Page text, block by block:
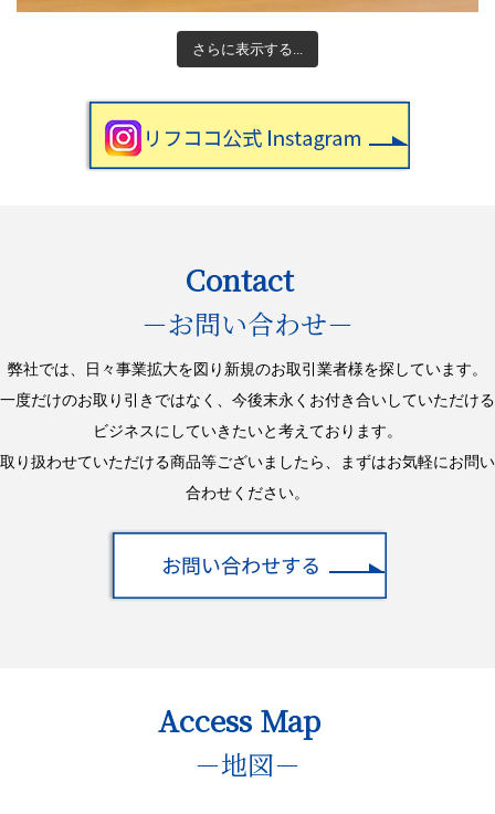
さらに表示する...
Contact
－お問い合わせ－
弊社では、日々事業拡大を図り新規のお取引業者様を探しています。
一度だけのお取り引きではなく、今後末永くお付き合いしていただける
ビジネスにしていきたいと考えております。
取り扱わせていただける商品等ございましたら、まずはお気軽にお問い
合わせください。
Access Map
－地図－